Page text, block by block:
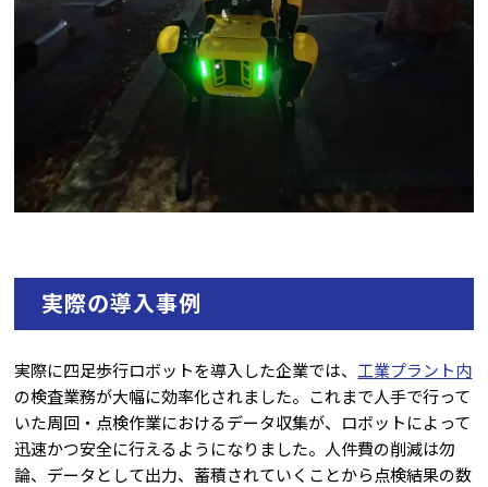
実際の導入事例
実際に四足歩行ロボットを導入した企業では、 工業プラント内
の検査業務が大幅に効率化されました。これまで人手で行って
いた周回・点検作業におけるデータ収集が、ロボットによって
迅速かつ安全に行えるようになりました。人件費の削減は勿
論、データとして出力、蓄積されていくことから点検結果の数